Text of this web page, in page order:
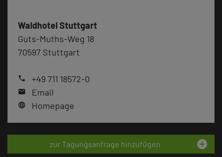
Waldhotel Stuttgart
Guts-Muths-Weg 18
70597 Stuttgart
phone +49 711 18572-0
mail Email
language Homepage
zur Tagungsanfrage hinzufügen add_circle